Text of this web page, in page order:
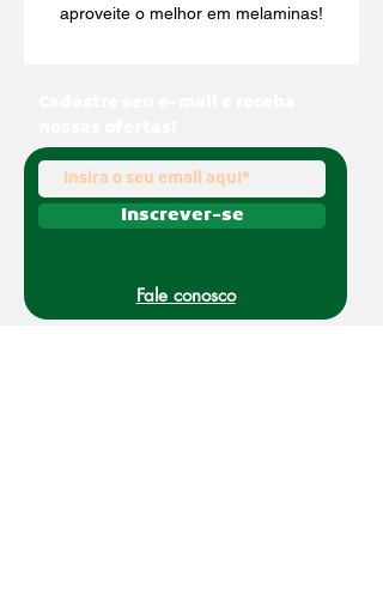
aproveite o melhor em melaminas!
Inscrever-se
Fale conosco